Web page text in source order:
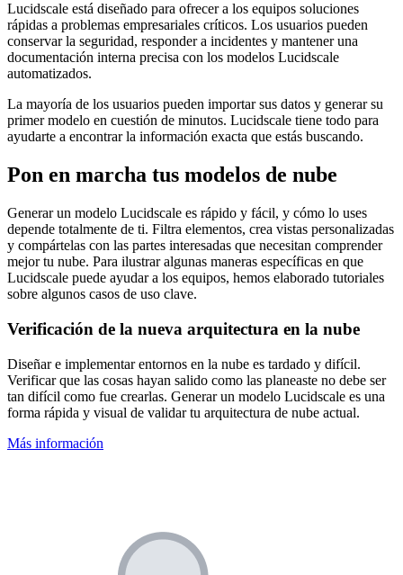
Lucidscale está diseñado para ofrecer a los equipos soluciones
rápidas a problemas empresariales críticos. Los usuarios pueden
conservar la seguridad, responder a incidentes y mantener una
documentación interna precisa con los modelos Lucidscale
automatizados.
La mayoría de los usuarios pueden importar sus datos y generar su
primer modelo en cuestión de minutos. Lucidscale tiene todo para
ayudarte a encontrar la información exacta que estás buscando.
Pon en marcha tus modelos de nube
Generar un modelo Lucidscale es rápido y fácil, y cómo lo uses
depende totalmente de ti. Filtra elementos, crea vistas personalizadas
y compártelas con las partes interesadas que necesitan comprender
mejor tu nube. Para ilustrar algunas maneras específicas en que
Lucidscale puede ayudar a los equipos, hemos elaborado tutoriales
sobre algunos casos de uso clave.
Verificación de la nueva arquitectura en la nube
Diseñar e implementar entornos en la nube es tardado y difícil.
Verificar que las cosas hayan salido como las planeaste no debe ser
tan difícil como fue crearlas. Generar un modelo Lucidscale es una
forma rápida y visual de validar tu arquitectura de nube actual.
Más información